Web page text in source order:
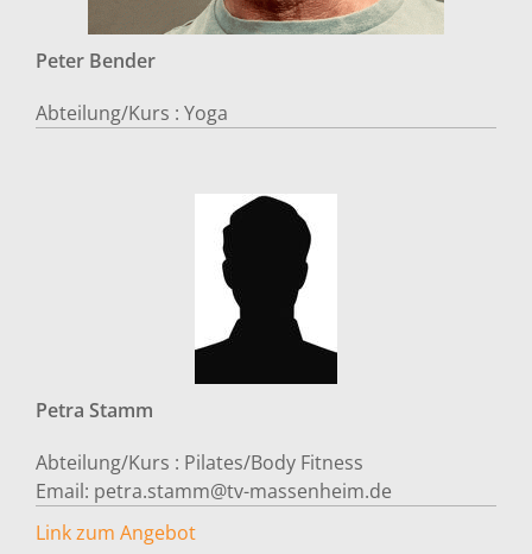
Peter Bender
Abteilung/Kurs : Yoga
Petra Stamm
Abteilung/Kurs : Pilates/Body Fitness
Email: petra.stamm@tv-massenheim.de
Link zum Angebot